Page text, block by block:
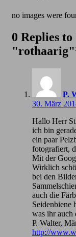
no images were
0 Replies to
P.
30. März
Hallo Herr
ich bin
ein paar
fotografiert,
Mit der
Wirklich
bei den
auch die
Seidenbiene
was ihr auch
P. Walter,
http://